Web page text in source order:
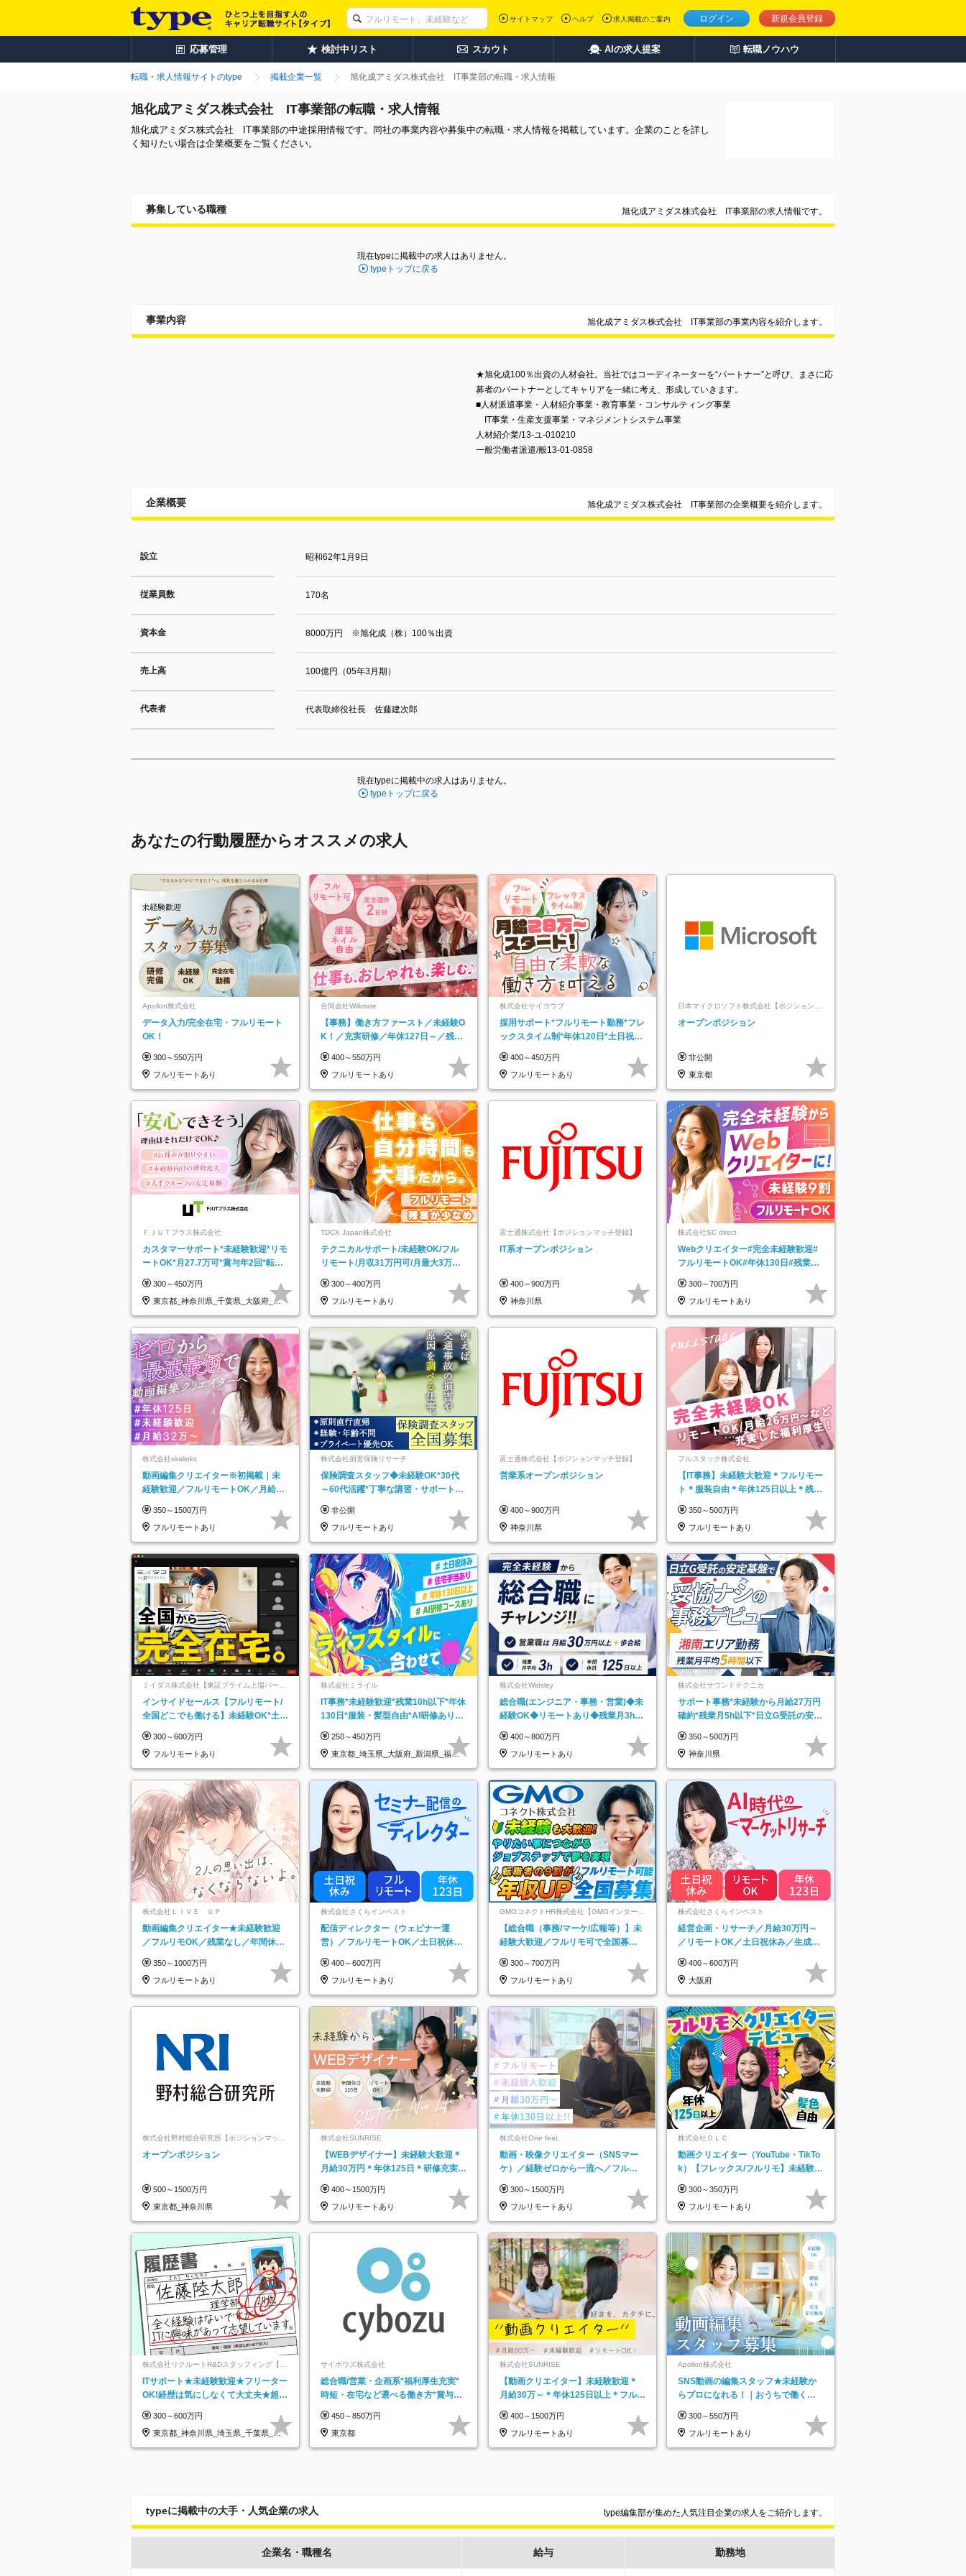
ログイン 新規会員登録
サイトマップ ヘルプ 求人掲載のご案内
応募管理 検討中リスト スカウト AIの求人提案 転職ノウハウ
転職・求人情報サイトのtype 掲載企業一覧 旭化成アミダス株式会社 IT事業部の転職・求人情報
旭化成アミダス株式会社 IT事業部の転職・求人情報
旭化成アミダス株式会社 IT事業部の中途採用情報です。同社の事業内容や募集中の転職・求人情報を掲載しています。企業のことを詳し
く知りたい場合は企業概要をご覧ください。
募集している職種 旭化成アミダス株式会社 IT事業部の求人情報です。
現在typeに掲載中の求人はありません。
typeトップに戻る
事業内容 旭化成アミダス株式会社 IT事業部の事業内容を紹介します。
★旭化成100％出資の人材会社。当社ではコーディネーターを“パートナー”と呼び、まさに応
募者のパートナーとしてキャリアを一緒に考え、形成していきます。
■人材派遣事業・人材紹介事業・教育事業・コンサルティング事業
IT事業・生産支援事業・マネジメントシステム事業
人材紹介業/13-ユ-010210
一般労働者派遣/般13-01-0858
企業概要 旭化成アミダス株式会社 IT事業部の企業概要を紹介します。
設立 昭和62年1月9日
従業員数 170名
資本金 8000万円 ※旭化成（株）100％出資
売上高 100億円（05年3月期）
代表者 代表取締役社長 佐藤建次郎
現在typeに掲載中の求人はありません。
typeトップに戻る
あなたの行動履歴からオススメの求人
Apollon株式会社
データ入力/完全在宅・フルリモート
OK！
300～550万円
フルリモートあり
合同会社Willmate
【事務】働き方ファースト／未経験O
K！／充実研修／年休127日～／残業
400～550万円
フルリモートあり
株式会社サイヨウブ
採用サポート*フルリモート勤務*フレ
ックスタイム制*年休120日*土日祝休
400～450万円
フルリモートあり
日本マイクロソフト株式会社【ポジションマ
ッチ登録】
オープンポジション
非公開
東京都
ＦＪＵＴプラス株式会社
カスタマーサポート*未経験歓迎*リモ
ートOK*月27.7万可*賞与年2回*転勤
300～450万円
東京都_神奈川県_千葉県_大阪府_愛
知県…
TDCX Japan株式会社
テクニカルサポート/未経験OK/フル
リモート/月収31万円可/月最大3万の
300～400万円
フルリモートあり
富士通株式会社【ポジションマッチ登録】
IT系オープンポジション
400～900万円
神奈川県
株式会社SC direct
Webクリエイター#完全未経験歓迎#
フルリモートOK#年休130日#残業月
300～700万円
フルリモートあり
株式会社viralinks
動画編集クリエイター※初掲載｜未
経験歓迎／フルリモートOK／月給32
350～1500万円
フルリモートあり
株式会社損害保険リサーチ
保険調査スタッフ◆未経験OK*30代
～60代活躍*丁寧な講習・サポートあ
託
非公開
フルリモートあり
富士通株式会社【ポジションマッチ登録】
営業系オープンポジション
400～900万円
神奈川県
フルスタック株式会社
【IT事務】未経験大歓迎＊フルリモー
ト＊服装自由＊年休125日以上＊残業
350～500万円
フルリモートあり
ミイダス株式会社【東証プライム上場パーソ
インサイドセールス【フルリモート/
全国どこでも働ける】未経験OK*土日
300～600万円
フルリモートあり
株式会社ミライル
IT事務*未経験歓迎*残業10h以下*年休
130日*服装・髪型自由*AI研修あり*
250～450万円
東京都_埼玉県_大阪府_新潟県_福岡
県
株式会社Widsley
総合職(エンジニア・事務・営業)◆未
経験OK◆リモートあり◆残業月3h◆
400～800万円
フルリモートあり
株式会社サウンドテクニカ
サポート事務*未経験から月給27万円
確約*残業月5h以下*日立G受託の安定
350～500万円
神奈川県
株式会社ＬＩＶＥ ＵＰ
動画編集クリエイター★未経験歓迎
／フルリモOK／残業なし／年間休日
実で安心
350～1000万円
フルリモートあり
株式会社さくらインベスト
配信ディレクター（ウェビナー運
営）／フルリモートOK／土日祝休み
400～600万円
フルリモートあり
GMOコネクトHR株式会社【GMOインターネ
ットグループ】
【総合職（事務/マーケ/広報等）】未
経験大歓迎／フルリモ可で全国募
★
300～700万円
フルリモートあり
株式会社さくらインベスト
経営企画・リサーチ／月給30万円～
／リモートOK／土日祝休み／生成AI
400～600万円
大阪府
株式会社野村総合研究所【ポジションマッチ
オープンポジション
500～1500万円
東京都_神奈川県
株式会社SUNRISE
【WEBデザイナー】未経験大歓迎＊
月給30万円＊年休125日＊研修充実＊
400～1500万円
フルリモートあり
株式会社One feat.
動画・映像クリエイター（SNSマー
ケ）／経験ゼロから一流へ／フルリ
日以上
300～1500万円
フルリモートあり
株式会社ＯＬＣ
動画クリエイター（YouTube・TikTo
k）【フレックス/フルリモ】未経験O
300～350万円
フルリモートあり
株式会社リクルートR&Dスタッフィング【リ
クルートグループ】
ITサポート★未経験歓迎★フリーター
OK!経歴は気にしなくて大丈夫★超大
300～600万円
東京都_神奈川県_埼玉県_千葉県_大
阪府…
サイボウズ株式会社
総合職/営業・企画系*福利厚生充実*
時短・在宅など選べる働き方*賞与年
450～850万円
東京都
株式会社SUNRISE
【動画クリエイター】未経験歓迎＊
月給30万～＊年休125日以上＊フルリ
決定◆
400～1500万円
フルリモートあり
Apollon株式会社
SNS動画の編集スタッフ★未経験か
らプロになれる！｜おうちで働くフ
300～550万円
フルリモートあり
typeに掲載中の大手・人気企業の求人 type編集部が集めた人気注目企業の求人をご紹介します。
企業名・職種名 給与 勤務地